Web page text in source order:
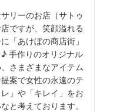
リーのお店（サトゥ
ですが、笑顔溢れる
「あけぼの商店街」
手作りのオリジナル
さまざまなアイテム
案で女性の永遠のテ
」や「キレイ」をお
と考えております。